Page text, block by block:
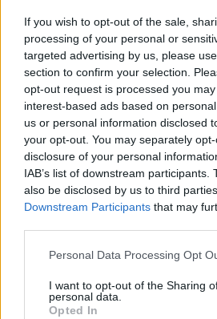
If you wish to opt-out of the sale,
processing of your personal or
targeted advertising by us, please
section to confirm your selection.
opt-out request is processed you
interest-based ads based on
us or personal information disclosed
your opt-out. You may separately
disclosure of your personal
IAB’s list of downstream participants.
also be disclosed by us to third
Downstream Participants that may
Please note that this website/app
not limited to your visit or usage
grant or deny consent to Google and
Personal Data Processing Opt
I want to opt-out of the Sharing
personal data.
Opted In
IMPUESTO